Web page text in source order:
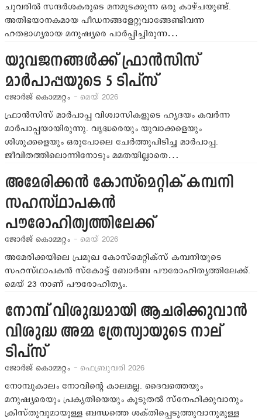
ചുവരില്‍ സന്ദര്‍ശകരുടെ മനമുടക്കുന്ന ഒരു കാഴ്ചയുണ്ട്.
അതിഭയാനകമായ പീഡനങ്ങളേറ്റുവാങ്ങേണ്ടിവന്ന
ഹതഭാഗ്യരായ മനുഷ്യരെ പാര്‍പ്പിച്ചിരുന്ന…
യുവജനങ്ങള്‍ക്ക് ഫ്രാന്‍സിസ്
മാര്‍പാപ്പയുടെ 5 ടിപ്‌സ്
ജോര്‍ജ് കൊമ്മറ്റം - മെയ് 2026
ഫ്രാന്‍സിസ് മാര്‍പാപ്പ വിശ്വാസികളുടെ ഹൃദയം കവര്‍ന്ന
മാര്‍പാപ്പയായിരുന്നു. വൃദ്ധരെയും യുവാക്കളെയും
ശിശുക്കളെയും ഒരുപോലെ ചേര്‍ത്തുപിടിച്ച മാര്‍പാപ്പ.
ജീവിതത്തിലൊന്നിനോടും മമതയില്ലാതെ…
അമേരിക്കന്‍ കോസ്‌മെറ്റിക് കമ്പനി
സഹസ്ഥാപകന്‍
പൗരോഹിത്യത്തിലേക്ക്
ജോര്‍ജ് കൊമ്മറ്റം - മെയ് 2026
അമേരിക്കയിലെ പ്രമുഖ കോസ്‌മെറ്റിക്‌സ് കമ്പനിയുടെ
സഹസ്ഥാപകന്‍ സ്‌കോട്ട് ബോര്‍ബ പൗരോഹിത്യത്തിലേക്ക്.
മെയ് 23 നാണ് പൗരോഹിത്യം.
നോമ്പ് വിശുദ്ധമായി ആചരിക്കുവാന്‍
വിശുദ്ധ അമ്മ ത്രേസ്യായുടെ നാല്
ടിപ്‌സ്
ജോര്‍ജ് കൊമ്മറ്റം - ഫെബ്രുവരി 2026
നോമ്പുകാലം നോവിന്റെ കാലമല്ല. ദൈവത്തെയും
മനുഷ്യരെയും പ്രകൃതിയെയും കൂടുതല്‍ സ്‌നേഹിക്കുവാനും
ക്രിസ്തുവുമായുള്ള ബന്ധത്തെ ശക്തിപ്പെടുത്തുവാനുമുള്ള